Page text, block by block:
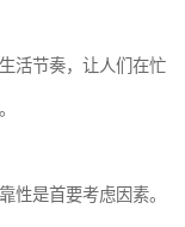
活节奏，让人们在忙
性是首要考虑因素。